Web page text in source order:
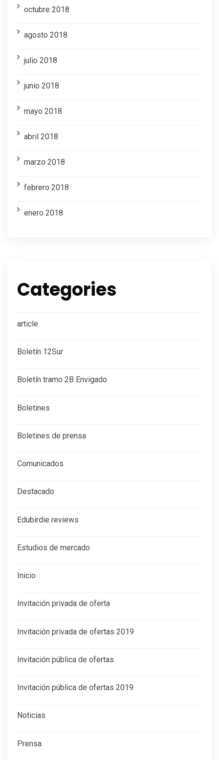
octubre 2018
agosto 2018
julio 2018
junio 2018
mayo 2018
abril 2018
marzo 2018
febrero 2018
enero 2018
Categories
article
Boletín 12Sur
Boletín tramo 2B Envigado
Boletines
Boletines de prensa
Comunicados
Destacado
Edubirdie reviews
Estudios de mercado
Inicio
Invitación privada de oferta
Invitación privada de ofertas 2019
Invitación pública de ofertas
Invitación pública de ofertas 2019
Noticias
Prensa